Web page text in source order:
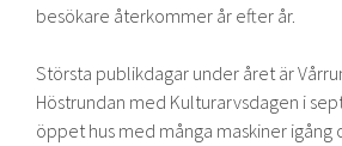
besökare återkommer år efter år.
Största publikdagar under året är
Höstrundan med Kulturarvsdagen i
öppet hus med många maskiner